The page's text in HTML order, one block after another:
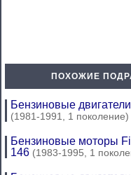
ПОХОЖИЕ
Бензиновые
(1981-1991, 1 поколение)
Бензиновые моторы
146 (1983-1995, 1